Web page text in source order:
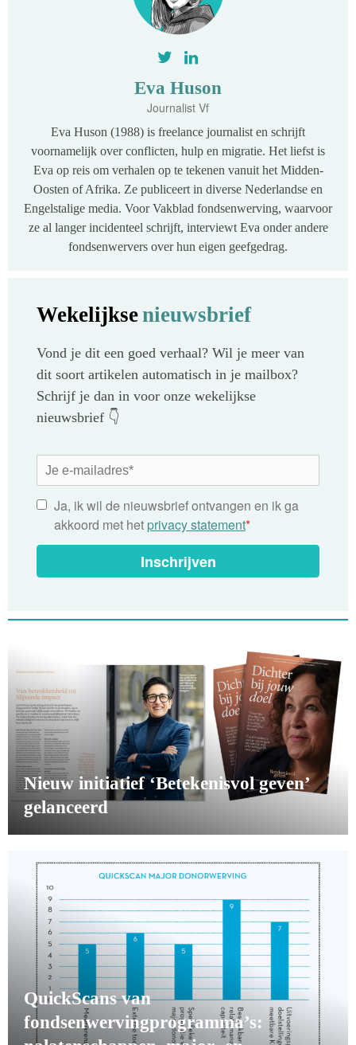
Eva Huson
Journalist Vf
Eva Huson (1988) is freelance journalist en schrijft
voornamelijk over conflicten, hulp en migratie. Het liefst is
Eva op reis om verhalen op te tekenen vanuit het Midden-
Oosten of Afrika. Ze publiceert in diverse Nederlandse en
Engelstalige media. Voor Vakblad fondsenwerving, waarvoor
ze al langer incidenteel schrijft, interviewt Eva onder andere
fondsenwervers over hun eigen geefgedrag.
Wekelijksenieuwsbrief
Vond je dit een goed verhaal? Wil je meer van
dit soort artikelen automatisch in je mailbox?
Schrijf je dan in voor onze wekelijkse
nieuwsbrief 👇
Ja, ik wil de nieuwsbrief ontvangen en ik ga
akkoord met het privacy statement*
Inschrijven
Nieuw initiatief ‘Betekenisvol geven’
gelanceerd
QuickScans van
fondsenwervingprogramma’s: